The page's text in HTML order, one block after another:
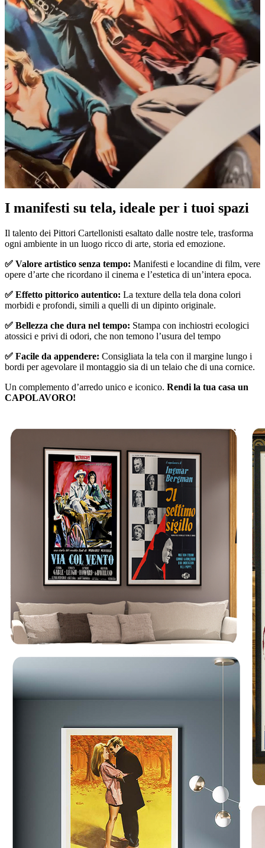
Pause
I manifesti su tela, ideale per i tuoi spazi
Il talento dei Pittori Cartellonisti esaltato dalle nostre tele, trasforma
ogni ambiente in un luogo ricco di arte, storia ed emozione.
✅ Valore artistico senza tempo: Manifesti e locandine di film, vere
opere d’arte che ricordano il cinema e l’estetica di un’intera epoca.
✅ Effetto pittorico autentico: La texture della tela dona colori
morbidi e profondi, simili a quelli di un dipinto originale.
✅ Bellezza che dura nel tempo: Stampa con inchiostri ecologici
atossici e privi di odori, che non temono l’usura del tempo
✅ Facile da appendere: Consigliata la tela con il margine lungo i
bordi per agevolare il montaggio sia di un telaio che di una cornice.
Un complemento d’arredo unico e iconico. Rendi la tua casa un
CAPOLAVORO!